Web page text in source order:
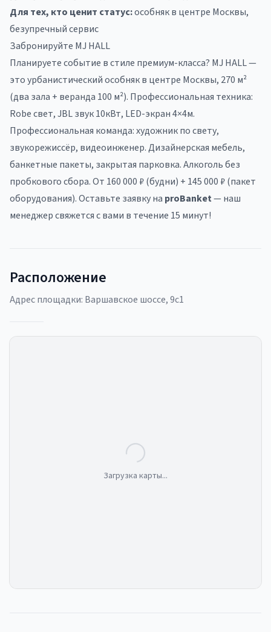
Для тех, кто ценит статус:особняк в центре Москвы,
безупречный сервис
Забронируйте MJ HALL
Планируете событие в стиле премиум-класса? MJ HALL —
это урбанистический особняк в центре Москвы, 270 м²
(два зала + веранда 100 м²). Профессиональная техника:
Robe свет, JBL звук 10кВт, LED-экран 4×4м.
Профессиональная команда: художник по свету,
звукорежиссёр, видеоинженер. Дизайнерская мебель,
банкетные пакеты, закрытая парковка. Алкоголь без
пробкового сбора. От 160 000 ₽ (будни) + 145 000 ₽ (пакет
оборудования). Оставьте заявку на proBanket— наш
менеджер свяжется с вами в течение 15 минут!
Расположение
Адрес площадки: Варшавское шоссе, 9с1
Загрузка карты...